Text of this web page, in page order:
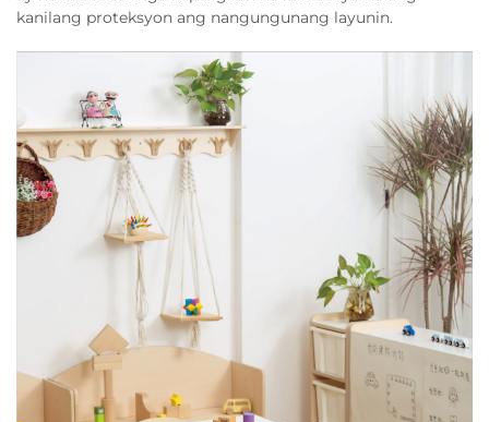
kanilang proteksyon ang nangungunang layunin.